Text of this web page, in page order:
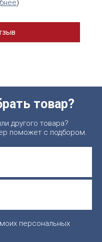
)
товар?
другого товара?
поможет с подбором.
персональных